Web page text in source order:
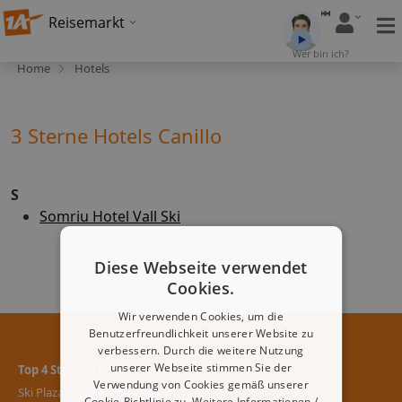
Reisemarkt
Wer bin ich?
Home Hotels
3 Sterne Hotels Canillo
S
Somriu Hotel Vall Ski
Top 4 Sterne Hotels
Ski Plaza & Wellness Hotel
Diese Webseite verwendet
Cookies.
Wir verwenden Cookies, um die
Benutzerfreundlichkeit unserer Website zu
verbessern. Durch die weitere Nutzung
unserer Webseite stimmen Sie der
Verwendung von Cookies gemäß unserer